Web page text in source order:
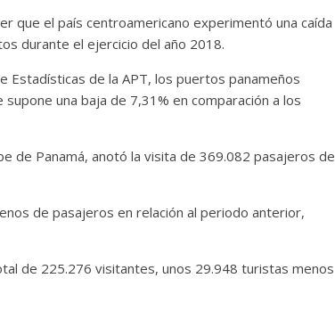
que el país centroamericano experimentó una caída
durante el ejercicio del año 2018.
Estadísticas de la APT, los puertos panameños
una baja de 7,31% en comparación a los
de Panamá, anotó la visita de 369.082 pasajeros de
de pasajeros en relación al periodo anterior,
de 225.276 visitantes, unos 29.948 turistas menos